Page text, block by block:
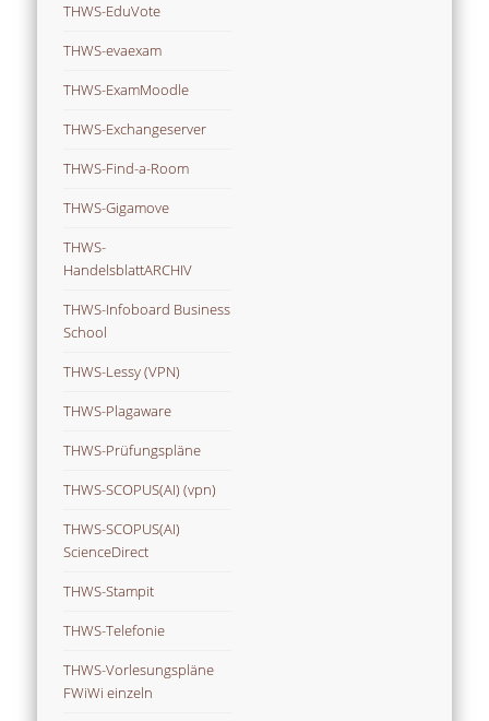
THWS-EduVote
THWS-evaexam
THWS-ExamMoodle
THWS-Exchangeserver
THWS-Find-a-Room
THWS-Gigamove
THWS-
HandelsblattARCHIV
THWS-Infoboard Business
School
THWS-Lessy (VPN)
THWS-Plagaware
THWS-Prüfungspläne
THWS-SCOPUS(AI) (vpn)
THWS-SCOPUS(AI)
ScienceDirect
THWS-Stampit
THWS-Telefonie
THWS-Vorlesungspläne
FWiWi einzeln